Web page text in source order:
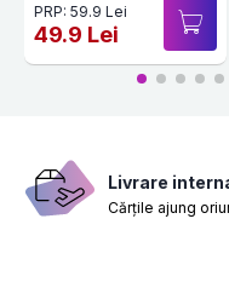
PRP: 59.9 Lei
49.9 Lei
Livrare
Cărțile ajung